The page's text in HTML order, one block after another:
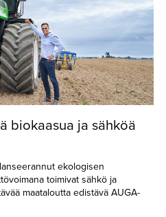
biokaasua ja sähköä
ekologisen
toimivat sähkö ja
maataloutta edistävä AUGA-